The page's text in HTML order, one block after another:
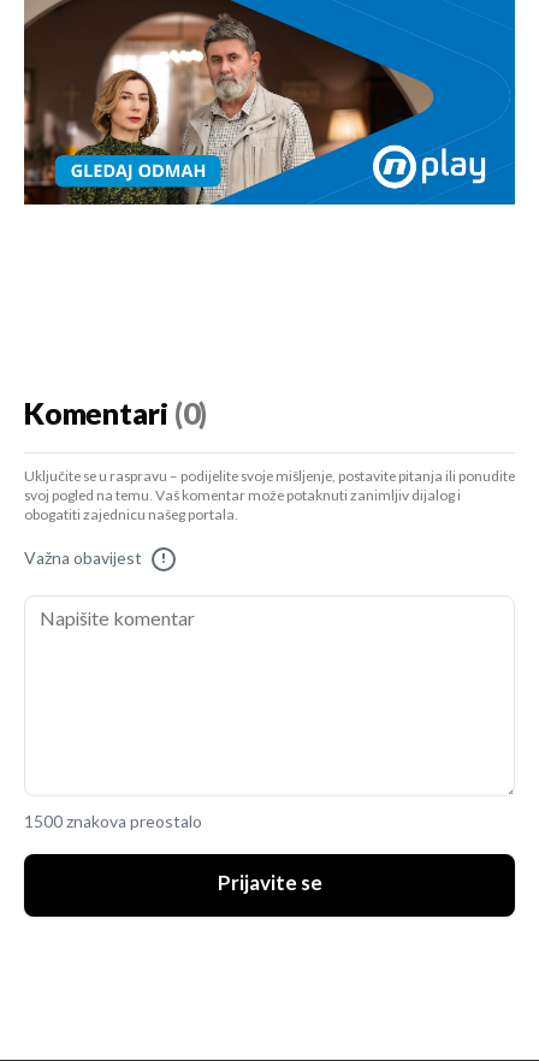
Komentari (0)
Uključite se u raspravu – podijelite svoje mišljenje, postavite pitanja ili ponudite
svoj pogled na temu. Vaš komentar može potaknuti zanimljiv dijalog i
obogatiti zajednicu našeg portala.
Važna obavijest !
1500 znakova preostalo
Prijavite se